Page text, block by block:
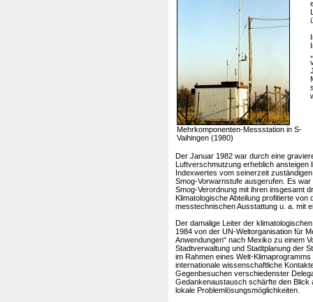
Mehrkomponenten-Messstation in S-
Vaihingen (1980)
Der Januar 1982 war durch eine
Luftverschmutzung erheblich ansteigen
Indexwertes vom seinerzeit
Smog-Vorwarnstufe ausgerufen. Es
Smog-Verordnung mit ihren insgesamt
Klimatologische Abteilung profitierte
messtechnischen Ausstattung u. a. mit
Der damalige Leiter der
1984 von der UN-Weltorganisation für
Anwendungen“ nach Mexiko zu einem
Stadtverwaltung und Stadtplanung der
im Rahmen eines Welt-
internationale wissenschaftliche
Gegenbesuchen verschiedenster
Gedankenaustausch schärfte den Blick
lokale Problemlösungsmöglichkeiten.